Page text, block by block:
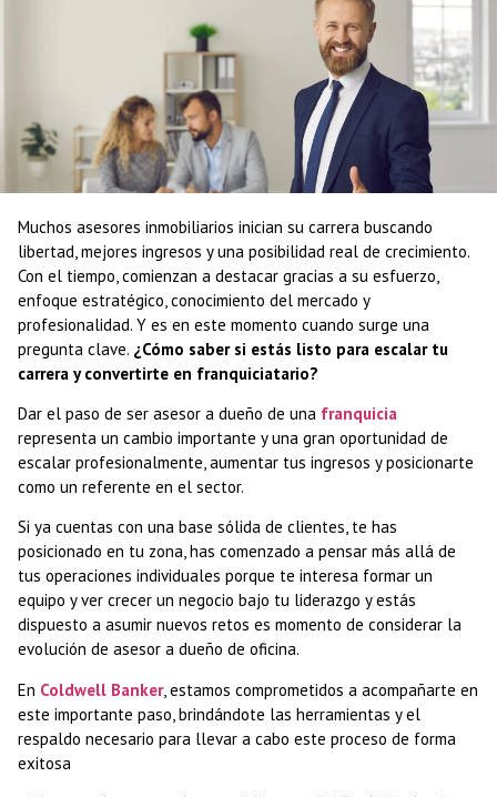
Muchos asesores inmobiliarios inician su carrera buscando
libertad, mejores ingresos y una posibilidad real de crecimiento.
Con el tiempo, comienzan a destacar gracias a su esfuerzo,
enfoque estratégico, conocimiento del mercado y
profesionalidad. Y es en este momento cuando surge una
pregunta clave. ¿Cómo saber si estás listo para escalar tu
carrera y convertirte en franquiciatario?
Dar el paso de ser asesor a dueño de una franquicia
representa un cambio importante y una gran oportunidad de
escalar profesionalmente, aumentar tus ingresos y posicionarte
como un referente en el sector.
Si ya cuentas con una base sólida de clientes, te has
posicionado en tu zona, has comenzado a pensar más allá de
tus operaciones individuales porque te interesa formar un
equipo y ver crecer un negocio bajo tu liderazgo y estás
dispuesto a asumir nuevos retos es momento de considerar la
evolución de asesor a dueño de oficina.
En Coldwell Banker, estamos comprometidos a acompañarte en
este importante paso, brindándote las herramientas y el
respaldo necesario para llevar a cabo este proceso de forma
exitosa